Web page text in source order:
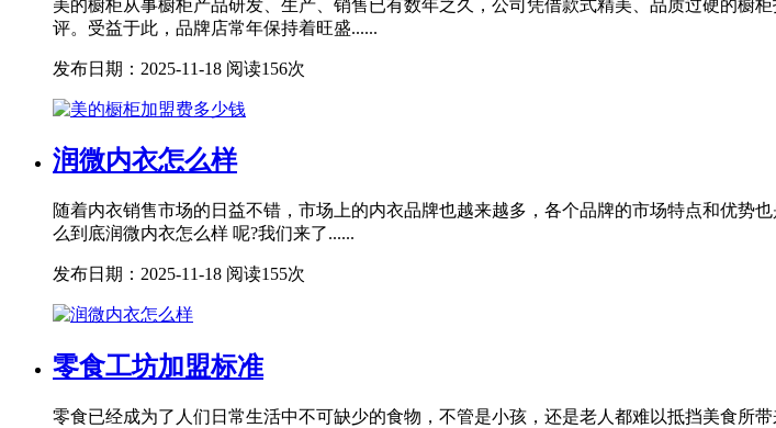
美的橱柜从事橱柜产品研发、生产、销售已有数年之久，公司凭借款式精美、品质过硬的橱
评。受益于此，品牌店常年保持着旺盛......
发布日期：2025-11-18 阅读156次
润微内衣怎么样
随着内衣销售市场的日益不错，市场上的内衣品牌也越来越多，各个品牌的市场特点和优势
么到底润微内衣怎么样 呢?我们来了......
发布日期：2025-11-18 阅读155次
零食工坊加盟标准
零食已经成为了人们日常生活中不可缺少的食物，不管是小孩，还是老人都难以抵挡美食所